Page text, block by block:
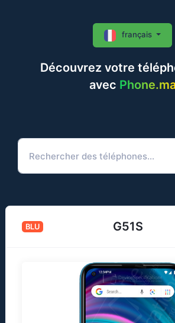
Découvrez votre
avec
français
BLU G51S